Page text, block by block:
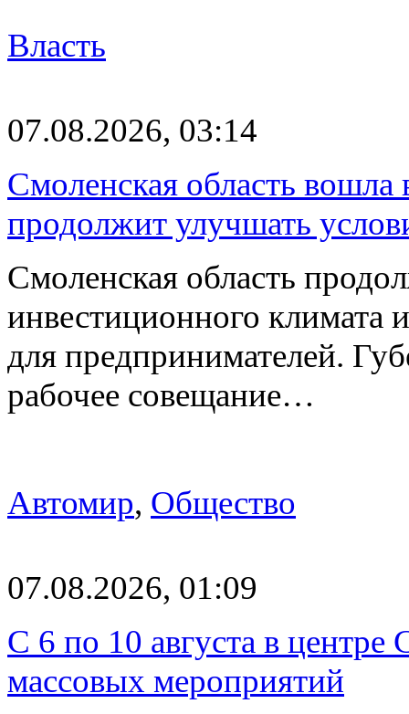
Власть
07.08.2026, 03:14
Смоленская область
продолжит улучшать
Смоленская область
инвестиционного климата
для предпринимателей.
рабочее совещание…
Автомир, Общество
07.08.2026, 01:09
С 6 по 10 августа в центре
массовых мероприятий